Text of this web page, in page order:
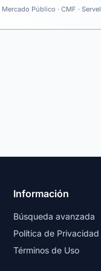
Mercado Público · CMF · Servel
Información
Búsqueda avanzada
Política de Privacidad
Términos de Uso